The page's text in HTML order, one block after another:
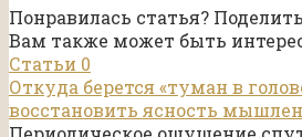
Понравилась статья?
Вам также может быть
Статьи 0
Откуда берется «туман в
восстановить ясность